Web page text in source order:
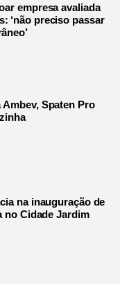
empresa avaliada
‘não preciso passar
Spaten Pro
na inauguração de
no Cidade Jardim